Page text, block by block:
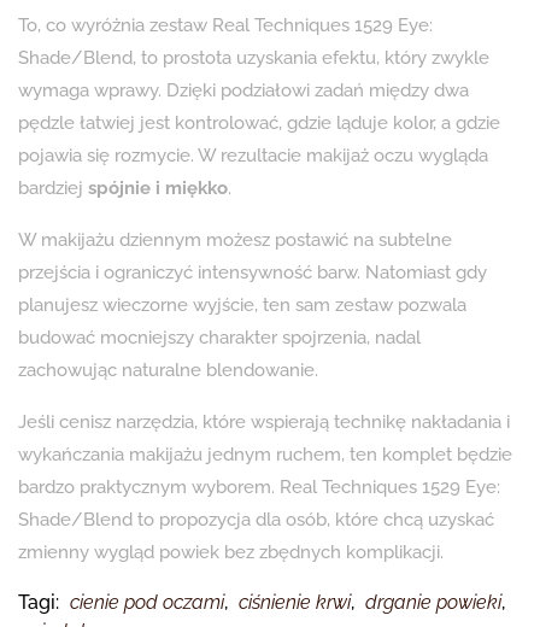
To, co wyróżnia zestaw Real Techniques 1529 Eye:
Shade/Blend, to prostota uzyskania efektu, który zwykle
wymaga wprawy. Dzięki podziałowi zadań między dwa
pędzle łatwiej jest kontrolować, gdzie ląduje kolor, a gdzie
pojawia się rozmycie. W rezultacie makijaż oczu wygląda
bardziej spójnie i miękko.
W makijażu dziennym możesz postawić na subtelne
przejścia i ograniczyć intensywność barw. Natomiast gdy
planujesz wieczorne wyjście, ten sam zestaw pozwala
budować mocniejszy charakter spojrzenia, nadal
zachowując naturalne blendowanie.
Jeśli cenisz narzędzia, które wspierają technikę nakładania i
wykańczania makijażu jednym ruchem, ten komplet będzie
bardzo praktycznym wyborem. Real Techniques 1529 Eye:
Shade/Blend to propozycja dla osób, które chcą uzyskać
zmienny wygląd powiek bez zbędnych komplikacji.
Tagi: cienie pod oczami, ciśnienie krwi, drganie powieki,